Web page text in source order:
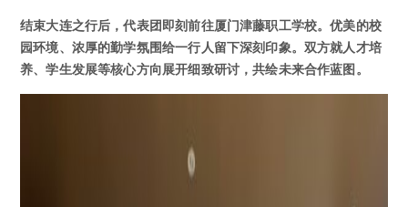
结束大连之行后，代表团即刻前往厦门津藤职工学校。优美的校
园环境、浓厚的勤学氛围给一行人留下深刻印象。双方就人才培
养、学生发展等核心方向展开细致研讨，共绘未来合作蓝图。